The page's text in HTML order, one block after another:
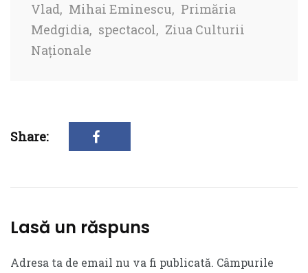
Vlad, Mihai Eminescu, Primăria
Medgidia, spectacol, Ziua Culturii
Naționale
Share:
Lasă un răspuns
Adresa ta de email nu va fi publicată. Câmpurile